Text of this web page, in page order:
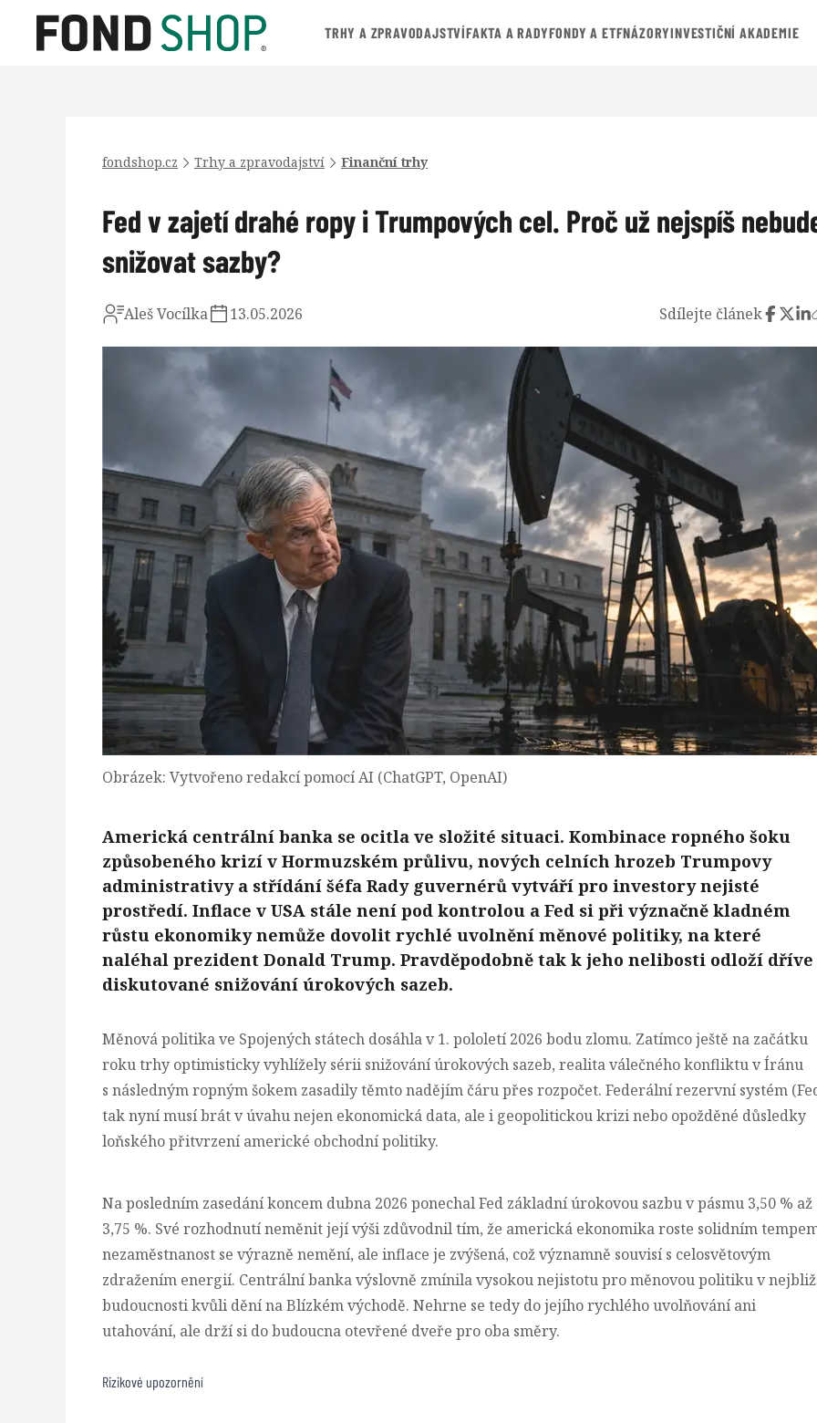
TRHY A ZPRAVODAJSTVÍFAKTA A RADYFONDY A ETFNÁZORYINVESTIČNÍ AKADEMIE
fondshop.cz Trhy a zpravodajství Finanční trhy
Fed v zajetí drahé ropy i Trumpových cel. Proč už nejspíš
snižovat sazby?
Aleš Vocílka 13.05.2026 Sdílejte článek
Obrázek: Vytvořeno redakcí pomocí AI (ChatGPT, OpenAI)
Americká centrální banka se ocitla ve složité situaci. Kombinace ropného šoku
způsobeného krizí v Hormuzském průlivu, nových celních hrozeb Trumpovy
administrativy a střídání šéfa Rady guvernérů vytváří pro investory nejisté
prostředí. Inflace v USA stále není pod kontrolou a Fed si při význačně kladném
růstu ekonomiky nemůže dovolit rychlé uvolnění měnové politiky, na které
naléhal prezident Donald Trump. Pravděpodobně tak k jeho nelibosti odloží dříve
diskutované snižování úrokových sazeb.
Měnová politika ve Spojených státech dosáhla v 1. pololetí 2026 bodu zlomu. Zatímco ještě na začátku
roku trhy optimisticky vyhlížely sérii snižování úrokových sazeb, realita válečného konfliktu v Íránu
s následným ropným šokem zasadily těmto nadějím čáru přes rozpočet. Federální rezervní systém
tak nyní musí brát v úvahu nejen ekonomická data, ale i geopolitickou krizi nebo opožděné důsledky
loňského přitvrzení americké obchodní politiky.
Na posledním zasedání koncem dubna 2026 ponechal Fed základní úrokovou sazbu v pásmu 3,50 % až
3,75 %. Své rozhodnutí neměnit její výši zdůvodnil tím, že americká ekonomika roste solidním
nezaměstnanost se výrazně nemění, ale inflace je zvýšená, což významně souvisí s celosvětovým
zdražením energií. Centrální banka výslovně zmínila vysokou nejistotu pro měnovou politiku v
budoucnosti kvůli dění na Blízkém východě. Nehrne se tedy do jejího rychlého uvolňování ani
utahování, ale drží si do budoucna otevřené dveře pro oba směry.
Rizikové upozornění